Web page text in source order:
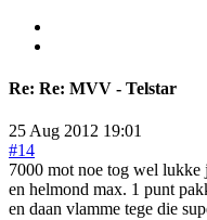
Re: Re: MVV - Telstar
25 Aug 2012 19:01
#14
7000 mot noe tog wel lukke
en helmond max. 1 punt
en daan vlamme tege die